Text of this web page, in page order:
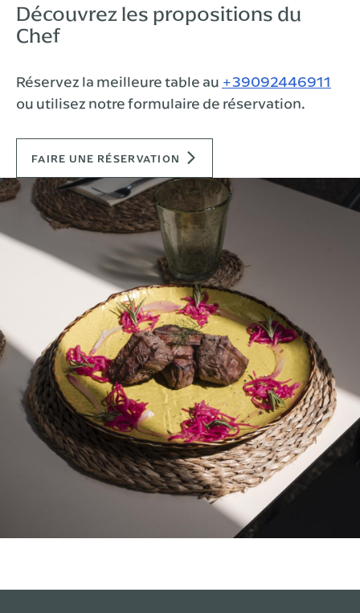
Découvrez les propositions du
Chef
Réservez la meilleure table au +39092446911
ou utilisez notre formulaire de réservation.
FAIRE UNE RÉSERVATION